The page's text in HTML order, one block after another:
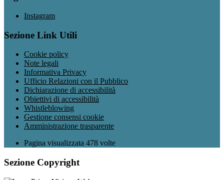
Instagram
Sezione Link Utili
Cookie policy
Note legali
Informativa Privacy
Ufficio Relazioni con il Pubblico
Dichiarazione di accessibilità
Obiettivi di accessibilità
Whistleblowing
Gestione consensi cookie
Amministrazione trasparente
Pagina visualizzata 478 volte
Sezione Copyright